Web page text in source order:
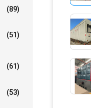
(89)
(51)
(61)
(53)